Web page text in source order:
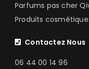
Parfums pas cher
Produits
Contactez Nous
06 44 00 14 96